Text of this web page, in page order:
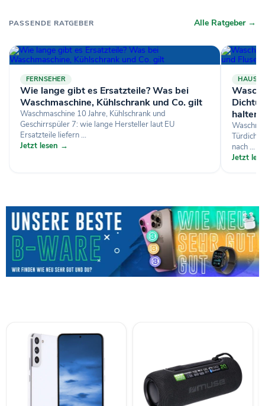
PASSENDE RATGEBER Alle Ratgeber →
FERNSEHER
Wie lange gibt es Ersatzteile? Was bei
Waschmaschine, Kühlschrank und Co. gilt
Waschmaschine 10 Jahre, Kühlschrank und
Geschirrspüler 7: wie lange Hersteller laut EU
Ersatzteile liefern ...
Jetzt lesen →
halten
nach ...
Jetzt